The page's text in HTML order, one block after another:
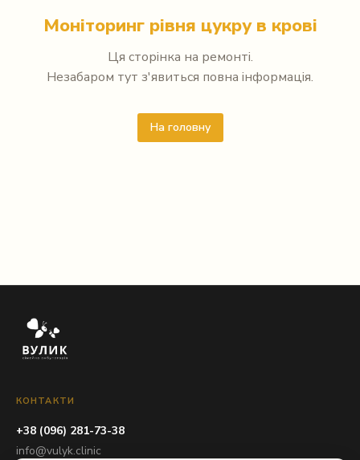
Моніторинг рівня цукру в крові
Ця сторінка на ремонті.
Незабаром тут з'явиться повна інформація.
На головну
КОНТАКТИ
+38 (096) 281-73-38
info@vulyk.clinic
Facebook Messenger